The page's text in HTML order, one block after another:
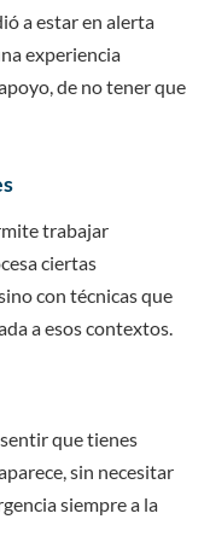
a estar en alerta
experiencia
de no tener que
trabajar
ciertas
con técnicas que
a esos contextos.
que tienes
sin necesitar
siempre a la